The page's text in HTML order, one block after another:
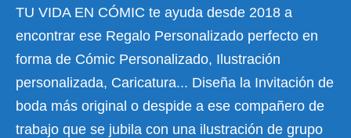
TU VIDA EN CÓMIC te ayuda desde 2018 a
encontrar ese Regalo Personalizado perfecto en
forma de Cómic Personalizado, Ilustración
personalizada, Caricatura... Diseña la Invitación de
boda más original o despide a ese compañero de
trabajo que se jubila con una ilustración de grupo